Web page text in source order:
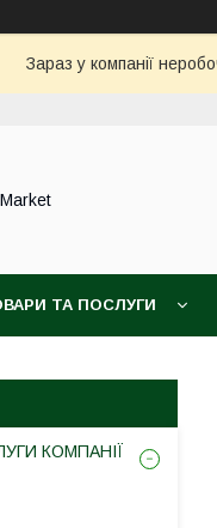
Зараз у компанії
ТА ПОСЛУГИ
КОМПАНІЇ